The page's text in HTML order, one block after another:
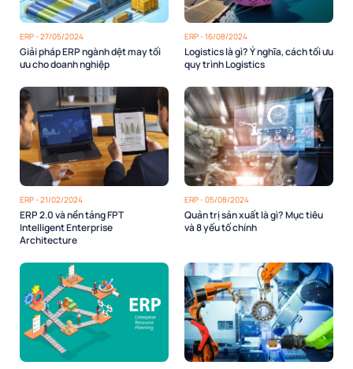
ERP - 27/05/2024
Giải pháp ERP ngành dệt may tối
ưu cho doanh nghiệp
ERP - 16/08/2024
Logistics là gì? Ý nghĩa, cách tối ưu
quy trình Logistics
ERP - 21/02/2024
ERP 2.0 và nền tảng FPT
Intelligent Enterprise
Architecture
ERP - 05/08/2024
Quản trị sản xuất là gì? Mục tiêu
và 8 yếu tố chính